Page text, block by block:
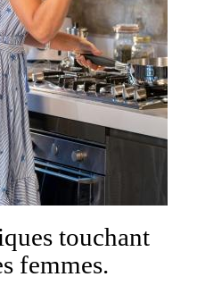
touchant
femmes.